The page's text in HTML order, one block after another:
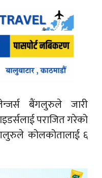
बैंगलुरुले जारी
पराजित गरेको
कोलकोतालाई ६